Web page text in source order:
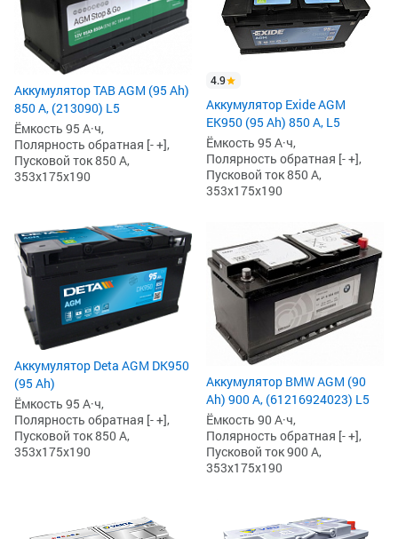
Аккумулятор TAB AGM (95 Ah)
850 А, (213090) L5
Ёмкость 95 А·ч,
Полярность обратная [- +],
Пусковой ток 850 А,
353x175x190
4.9
Аккумулятор Exide AGM
EK950 (95 Ah) 850 А, L5
Ёмкость 95 А·ч,
Полярность обратная [- +],
Пусковой ток 850 А,
353x175x190
Аккумулятор Deta AGM DK950
(95 Ah)
Ёмкость 95 А·ч,
Полярность обратная [- +],
Пусковой ток 850 А,
353x175x190
Аккумулятор BMW AGM (90
Ah) 900 А, (61216924023) L5
Ёмкость 90 А·ч,
Полярность обратная [- +],
Пусковой ток 900 А,
353x175x190